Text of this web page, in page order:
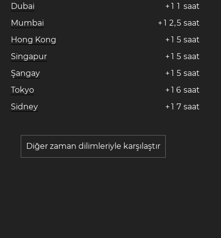
Dubai
+ 1 1 saat
Mumbai
+ 1 2,5 saat
Hong Kong
+ 1 5 saat
Singapur
+ 1 5 saat
Şangay
+ 1 5 saat
Tokyo
+ 1 6 saat
Sidney
+ 1 7 saat
Diğer zaman dilimleriyle karşılaştır